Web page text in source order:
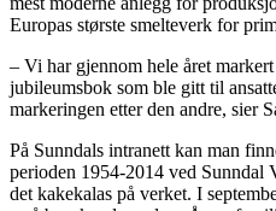
Europas største smelteverk for
– Vi har gjennom hele året
jubileumsbok som ble gitt til
markeringen etter den andre, sier
På Sunndals intranett kan man
perioden 1954-2014 ved Sunndal
det kakekalas på verket. I